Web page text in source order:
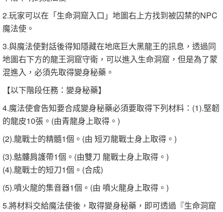
2.玩家可以在「生命洞窟入口」地圖右上方找到被囚禁的NPC
魔法使。
3.與魔法使對話後得知隱藏在地底巨大黑龍王的訊息，透過同
地圖右下方的龍王洞窟守衛，可以進入生命洞窟，但是為了蒙
混進入，必須先取得變身秘藥。
【以下階段任務：變身秘藥】
4.魔法使會告知要合成變身秘藥必須要取得下列材料：(1).堅韌
的龍皮10張。(由青龍身上取得。)
(2).龍戰士的精髓1個。(由 短刃龍戰士身上取得。)
(3).骷髏肩護帶1個。(由雙刀 龍戰士身上取得。)
(4).龍戰士的短刀1個。(合成)
(5).噴火龍的集音器1個。(由 噴火龍身上取得。)
5.將材料交給魔法使後，取得變身秘藥，即可透過『生命洞窟